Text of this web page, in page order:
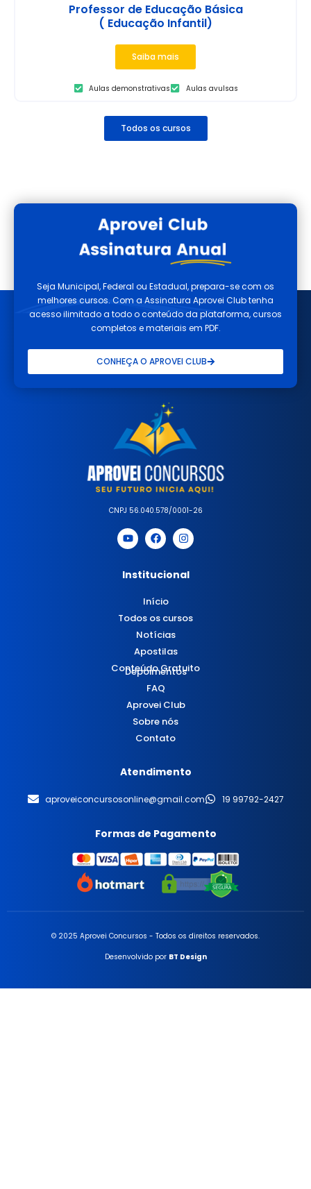
Professor de Educação Básica
( Educação Infantil)
Saiba mais
Aulas demonstrativas Aulas avulsas
Todos os cursos
Seja Municipal, Federal ou Estadual, prepara-se com os
melhores cursos. Com a Assinatura Aprovei Club tenha
acesso ilimitado a todo o conteúdo da plataforma, cursos
completos e materiais em PDF.
CONHEÇA O APROVEI CLUB
CNPJ 56.040.578/0001-26
Institucional
Início
Todos os cursos
Notícias
Apostilas
Conteúdo Gratuito
Depoimentos
FAQ
Aprovei Club
Sobre nós
Contato
Atendimento
aproveiconcursosonline@gmail.com 19 99792-2427
Formas de Pagamento
© 2025 Aprovei Concursos - Todos os direitos reservados.
Desenvolvido por BT Design